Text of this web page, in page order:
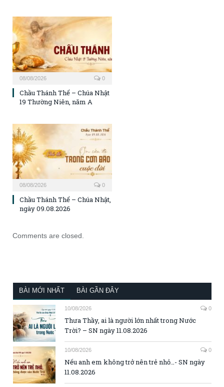
08/08/2026 0
Chầu Thánh Thể – Chúa Nhật
19 Thường Niên, năm A
08/08/2026 0
Chầu Thánh Thể – Chúa Nhật,
ngày 09.08.2026
Comments are closed.
BÀI MỚI NHẤT BÀI GẦN ĐÂY
10/08/2026 0
Thưa Thầy, ai là người lớn nhất trong Nước
Trời? – SN ngày 11.08.2026
10/08/2026 0
Nếu anh em không trở nên trẻ nhỏ…- SN ngày
11.08.2026